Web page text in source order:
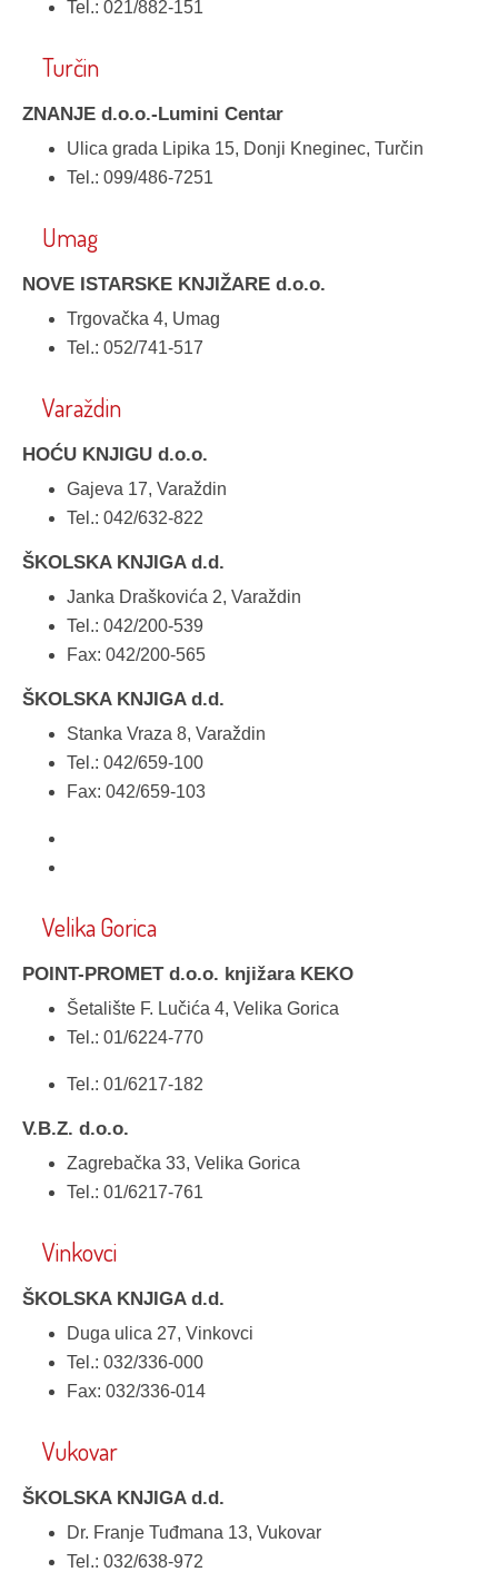
Tel.: 021/882-151
Turčin
ZNANJE d.o.o.-Lumini Centar
Ulica grada Lipika 15, Donji Kneginec, Turčin
Tel.: 099/486-7251
Umag
NOVE ISTARSKE KNJIŽARE d.o.o.
Trgovačka 4, Umag
Tel.: 052/741-517
Varaždin
HOĆU KNJIGU d.o.o.
Gajeva 17, Varaždin
Tel.: 042/632-822
ŠKOLSKA KNJIGA d.d.
Janka Draškovića 2, Varaždin
Tel.: 042/200-539
Fax: 042/200-565
ŠKOLSKA KNJIGA d.d.
Stanka Vraza 8, Varaždin
Tel.: 042/659-100
Fax: 042/659-103
Velika Gorica
POINT-PROMET d.o.o. knjižara KEKO
Šetalište F. Lučića 4, Velika Gorica
Tel.: 01/6224-770
Tel.: 01/6217-182
V.B.Z. d.o.o.
Zagrebačka 33, Velika Gorica
Tel.: 01/6217-761
Vinkovci
ŠKOLSKA KNJIGA d.d.
Duga ulica 27, Vinkovci
Tel.: 032/336-000
Fax: 032/336-014
Vukovar
ŠKOLSKA KNJIGA d.d.
Dr. Franje Tuđmana 13, Vukovar
Tel.: 032/638-972